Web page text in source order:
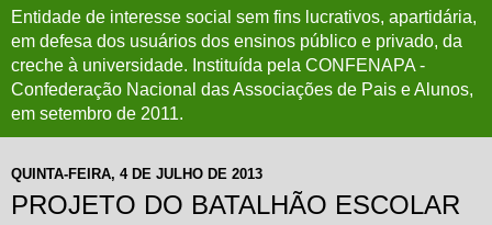
Entidade de interesse social sem fins lucrativos, apartidária,
em defesa dos usuários dos ensinos público e privado, da
creche à universidade. Instituída pela CONFENAPA -
Confederação Nacional das Associações de Pais e Alunos,
em setembro de 2011.
QUINTA-FEIRA, 4 DE JULHO DE 2013
PROJETO DO BATALHÃO ESCOLAR